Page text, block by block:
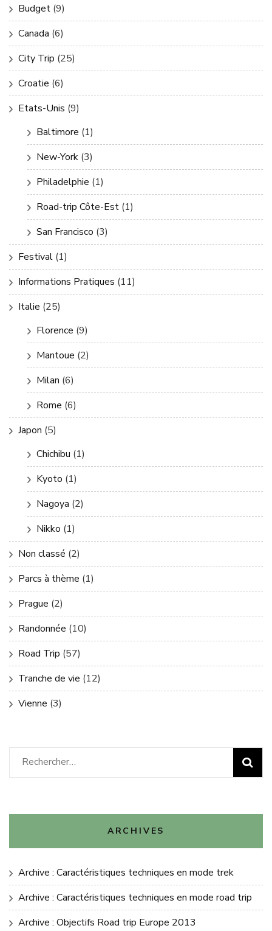
Budget (9)
Canada (6)
City Trip (25)
Croatie (6)
Etats-Unis (9)
Baltimore (1)
New-York (3)
Philadelphie (1)
Road-trip Côte-Est (1)
San Francisco (3)
Festival (1)
Informations Pratiques (11)
Italie (25)
Florence (9)
Mantoue (2)
Milan (6)
Rome (6)
Japon (5)
Chichibu (1)
Kyoto (1)
Nagoya (2)
Nikko (1)
Non classé (2)
Parcs à thème (1)
Prague (2)
Randonnée (10)
Road Trip (57)
Tranche de vie (12)
Vienne (3)
Rechercher :
ARCHIVES
Archive : Caractéristiques techniques en mode trek
Archive : Caractéristiques techniques en mode road trip
Archive : Objectifs Road trip Europe 2013